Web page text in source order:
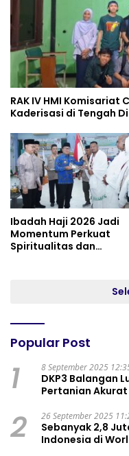
RAK IV HMI
Kaderisasi di Tengah
Ibadah Haji 2026 Jadi
Momentum Perkuat
Spiritualitas dan
Popular Post
1 8 September 2025
DKP3 Balangan
Pertanian Akurat
2 26 September 2025
Sebanyak 2,8
Indonesia di